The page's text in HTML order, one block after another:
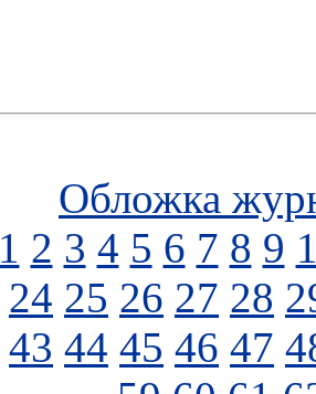
Обложка
1 2 3 4 5 6 7 8 9
24 25 26 27 28
43 44 45 46 47